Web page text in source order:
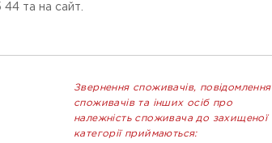
та на сайт.
Звернення споживачів, повідомлення
споживачів та інших осіб про
належність споживача до захищеної
категорії приймаються: